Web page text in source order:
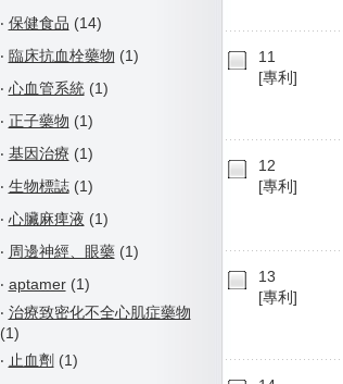
‧ 保健食品 (14)
‧ 臨床抗血栓藥物 (1)
‧ 心血管系統(1)
‧ 正子藥物 (1)
‧ 基因治療 (1)
‧ 生物標誌(1)
‧ 心臟麻痺液 (1)
‧ 周邊神經、眼藥(1)
‧ aptamer(1)
‧ 治療致密化不全心肌症藥物
(1)
‧ 止血劑 (1)
11
[專利]
12
[專利]
13
[專利]